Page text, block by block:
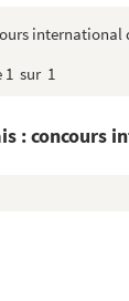
international
1 sur 1
: concours